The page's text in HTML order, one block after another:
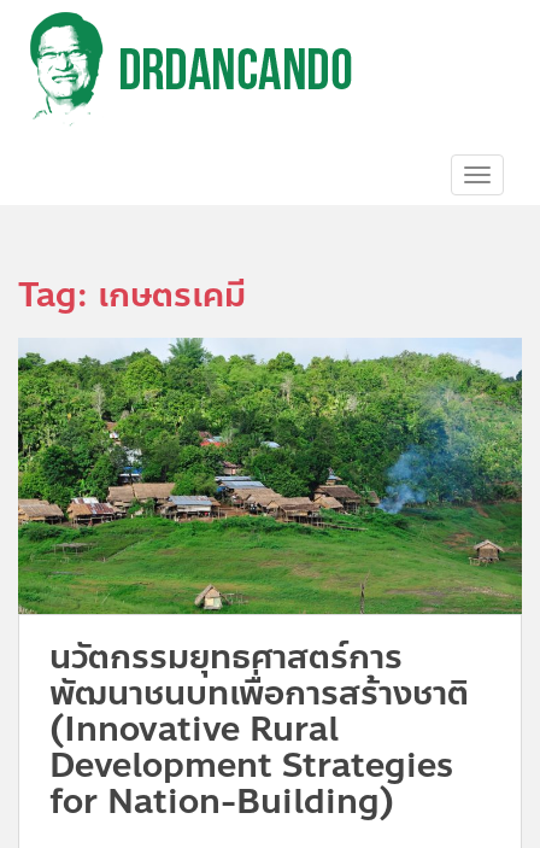
Tag: เกษตรเคมี
นวัตกรรมยุทธศาสตร์การ
พัฒนาชนบทเพื่อการสร้างชาติ
(Innovative Rural
Development Strategies
for Nation-Building)